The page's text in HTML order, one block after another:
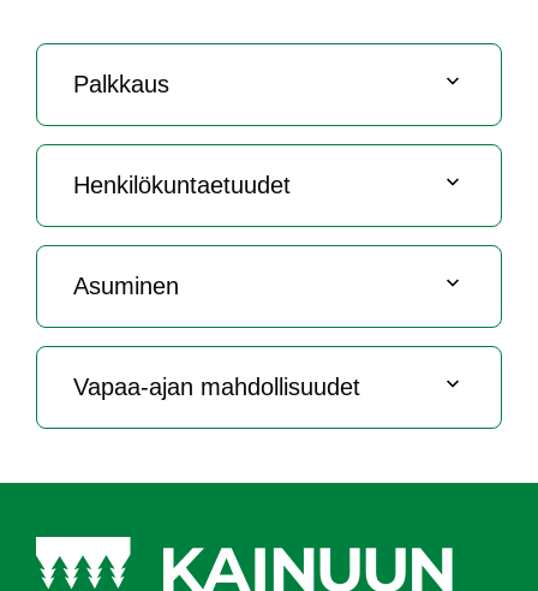
Palk­kaus
Hen­ki­lö­kun­tae­tuu­det
Asu­mi­nen
Va­paa-ajan mah­dol­li­suu­det